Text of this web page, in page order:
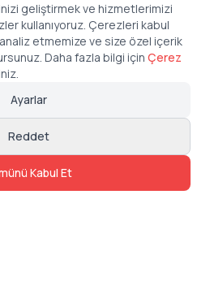
geliştirmek ve hizmetlerimizi
kullanıyoruz. Çerezleri kabul
analiz etmemize ve size özel içerik
Daha fazla bilgi için Çerez
Ayarlar
Reddet
Kabul Et